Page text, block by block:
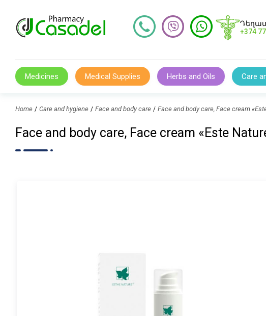
+374
Medicines Medical Supplies Herbs and Oils Care
Home Care and hygiene Face and body care Face and body care, Face cream
Face and body care, Face cream «Este